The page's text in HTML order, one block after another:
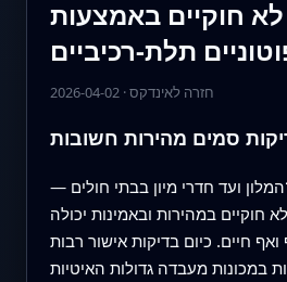
חוקיים באמצעות
תלת‑רכיביים
2026-04-02·חזרה לאינדקס
סמים מהירות חשובות
ועד חדרי מיון בבתי חולים —
חוקיים במהירות ובאמינות יכולה
חיים. כיום בדיקות אישור רבות
במכונות מעבדה גדולות האיטיות